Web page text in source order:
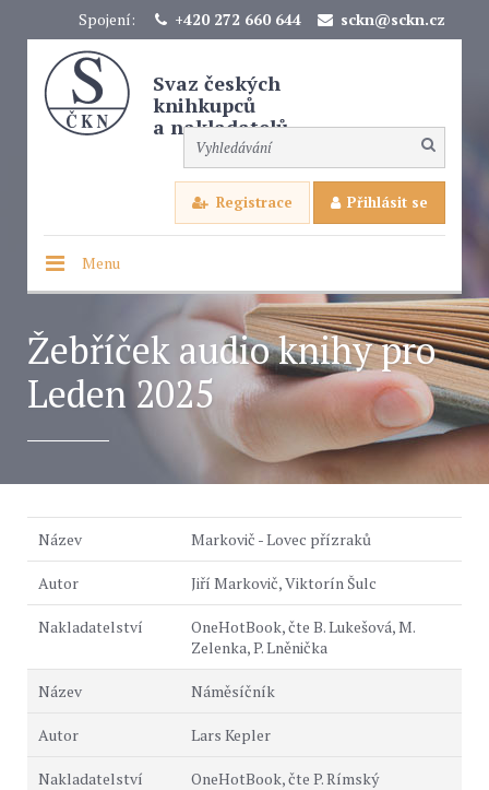
Spojení: +420 272 660 644 sckn@sckn.cz
Svaz českých
knihkupců
a nakladatelů
Registrace Přihlásit se
Menu
Žebříček audio knihy pro
Leden 2025
Markovič - Lovec přízraků
Jiří Markovič, Viktorín Šulc
OneHotBook, čte B. Lukešová, M.
Zelenka, P. Lněnička
Náměsíčník
Lars Kepler
OneHotBook, čte P. Rímský